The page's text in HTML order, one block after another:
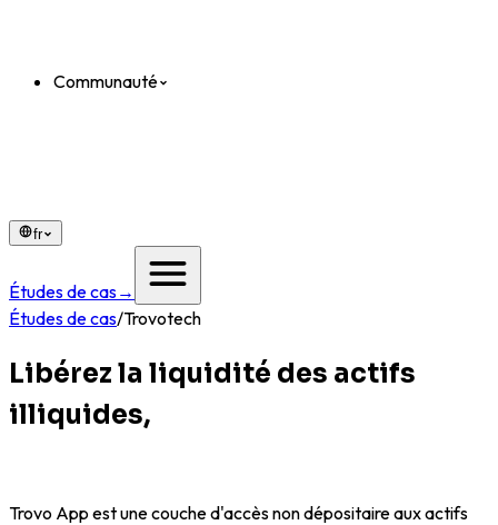
Communauté
fr
Études de cas→
Études de cas/Trovotech
Libérez la liquidité des actifs
illiquides,
Trovo App est une couche d'accès non dépositaire aux actifs